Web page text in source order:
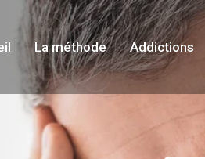
La méthode Addictions